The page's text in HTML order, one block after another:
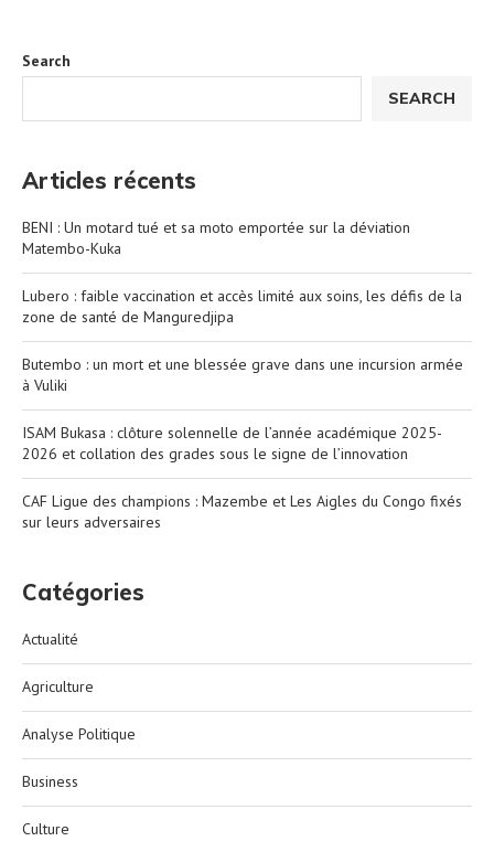
Search
SEARCH
Articles récents
BENI : Un motard tué et sa moto emportée sur la déviation
Matembo-Kuka
Lubero : faible vaccination et accès limité aux soins, les défis de la
zone de santé de Manguredjipa
Butembo : un mort et une blessée grave dans une incursion armée
à Vuliki
ISAM Bukasa : clôture solennelle de l’année académique 2025-
2026 et collation des grades sous le signe de l’innovation
CAF Ligue des champions : Mazembe et Les Aigles du Congo fixés
sur leurs adversaires
Catégories
Actualité
Agriculture
Analyse Politique
Business
Culture